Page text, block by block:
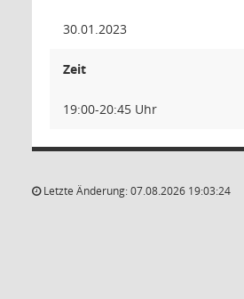
30.01.2023
Zeit
19:00-20:45 Uhr
Letzte Änderung: 07.08.2026 19:03:24